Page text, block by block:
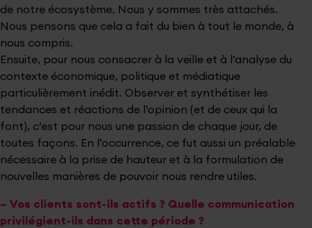
de notre écosystème. Nous y sommes très attachés.
Nous pensons que cela a fait du bien à tout le monde, à
nous compris.
Ensuite, pour nous consacrer à la veille et à l’analyse du
contexte économique, politique et médiatique
particulièrement inédit. Observer et synthétiser les
tendances et réactions de l’opinion (et de ceux qui la
font), c’est pour nous une passion de chaque jour, de
toutes façons. En l’occurrence, ce fut aussi un préalable
nécessaire à la prise de hauteur et à la formulation de
nouvelles manières de pouvoir nous rendre utiles.
– Vos clients sont-ils actifs ? Quelle communication
privilégient-ils dans cette période ?